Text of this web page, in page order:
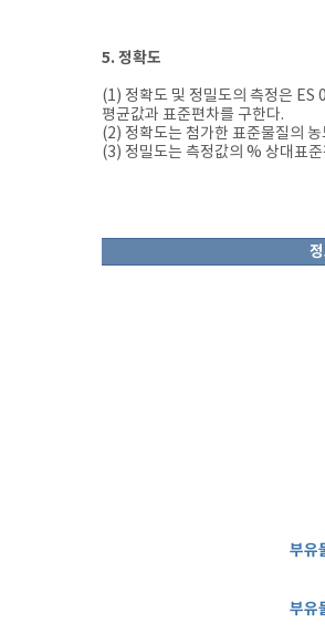
5. 정확도
(1) 정확도 및 정밀도의 측정은 ES
평균값과 표준편차를 구한다.
(2) 정확도는 첨가한 표준물질의
(3) 정밀도는 측정값의 % 상대표
부유
부유